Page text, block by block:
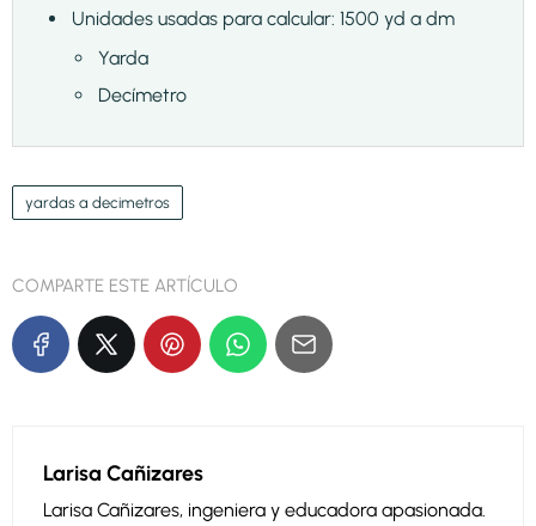
Unidades usadas para calcular: 1500 yd a dm
Yarda
Decímetro
yardas a decimetros
COMPARTE ESTE ARTÍCULO
Larisa Cañizares
Larisa Cañizares, ingeniera y educadora apasionada.